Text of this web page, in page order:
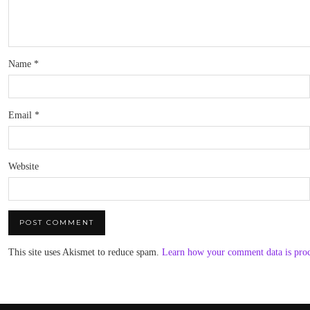
Name *
Email *
Website
This site uses Akismet to reduce spam. Learn how your comment data is